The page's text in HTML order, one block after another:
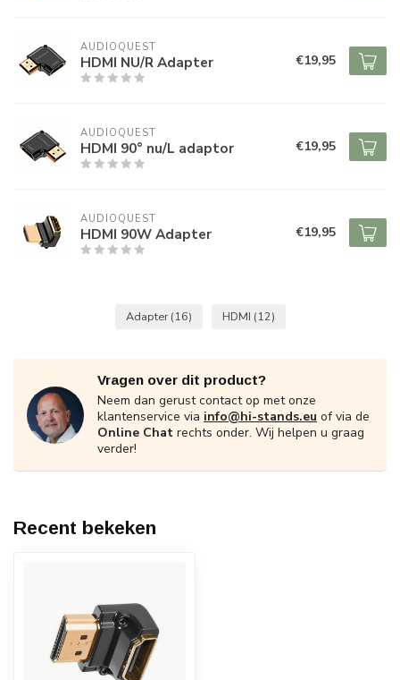
AUDIOQUEST
HDMI NU/R Adapter €19,95
AUDIOQUEST
HDMI 90° nu/L adaptor €19,95
AUDIOQUEST
HDMI 90W Adapter €19,95
Adapter (16) HDMI (12)
Vragen over dit product?
Neem dan gerust contact op met onze
klantenservice via info@hi-stands.eu of via de
Online Chat rechts onder. Wij helpen u graag
verder!
Recent bekeken